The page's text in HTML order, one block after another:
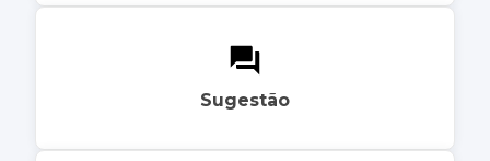
Sugestão